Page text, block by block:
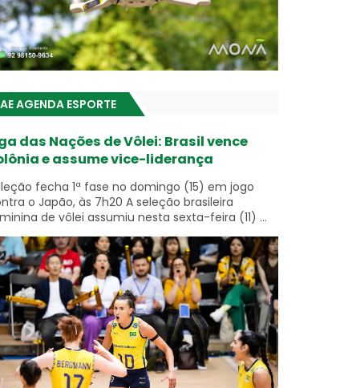
AE AGENDA ESPORTE
das Nações de Vôlei: Brasil vence
e assume vice-liderança
fecha 1ª fase no domingo (15) em jogo
o Japão, às 7h20 A seleção brasileira
de vôlei assumiu nesta sexta-feira (11) ...